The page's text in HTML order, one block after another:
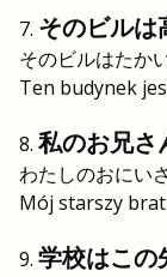
そのビルは
そのビルはたか
Ten budynek
私のお兄さ
わたしのおにい
Mój starszy
学校はこの